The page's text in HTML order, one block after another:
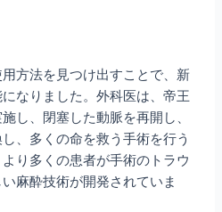
方法を見つけ出すことで、新
なりました。外科医は、帝王
し、閉塞した動脈を再開し、
、多くの命を救う手術を行う
り多くの患者が手術のトラウ
麻酔技術が開発されていま